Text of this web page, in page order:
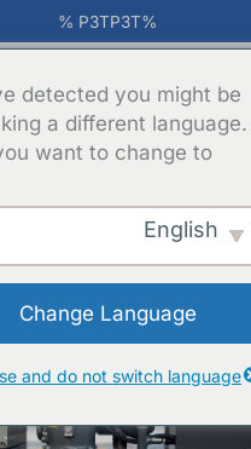
%P3TP3T %
الرئيسية"المنتجات"ضاغط
detected you might be
a different language.
want to change to:
English
Change Language
and do not switch language